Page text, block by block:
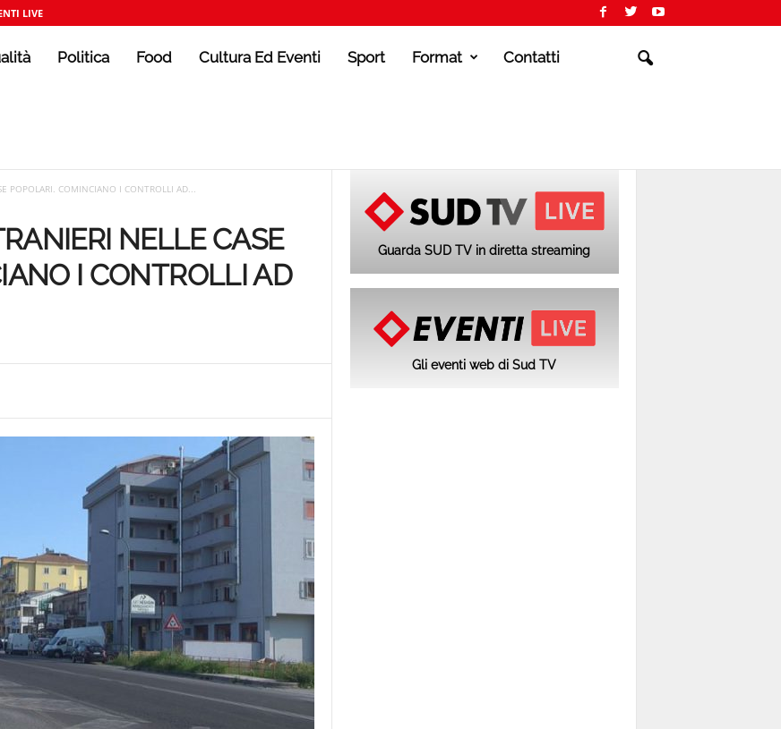
LIVE
Politica Food Cultura Ed Eventi Sport Format Contatti
POPOLARI. COMINCIANO I CONTROLLI AD...
NELLE CASE
I CONTROLLI AD
Guarda SUD TV in diretta streaming
Gli eventi web di Sud TV